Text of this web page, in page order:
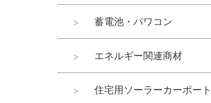
蓄電池・パワコン
エネルギー関連商材
住宅用ソーラーカーポート